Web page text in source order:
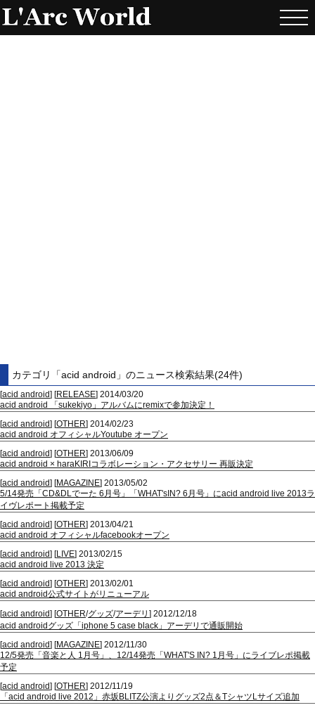
カテゴリ「acid android」のニュース検索結果(24件)
[acid android] [RELEASE] 2014/03/20
acid android 「sukekiyo」アルバムにremixで参加決定！
[acid android] [OTHER] 2014/02/23
acid android オフィシャルYoutube オープン
[acid android] [OTHER] 2013/06/09
acid android × haraKIRIコラボレーション・アクセサリー 再販決定
[acid android] [MAGAZINE] 2013/05/02
5/14発売「CD&DLでーた 6月号」「WHAT'sIN? 6月号」にacid android live 2013ラ
イヴレポート掲載予定
[acid android] [OTHER] 2013/04/21
acid android オフィシャルfacebookオープン
[acid android] [LIVE] 2013/02/15
acid android live 2013 決定
[acid android] [OTHER] 2013/02/01
acid android公式サイトがリニューアル
[acid android] [OTHER/グッズ/アーデリ ] 2012/12/18
acid androidグッズ「iphone 5 case black」アーデリで通販開始
[acid android] [MAGAZINE] 2012/11/30
12/5発売「音楽と人 1月号」、12/14発売「WHAT'S IN? 1月号」にライブレポ掲載
予定
[acid android] [OTHER] 2012/11/19
「acid android live 2012」赤坂BLITZ公演よりグッズ2点＆TシャツLサイズ追加